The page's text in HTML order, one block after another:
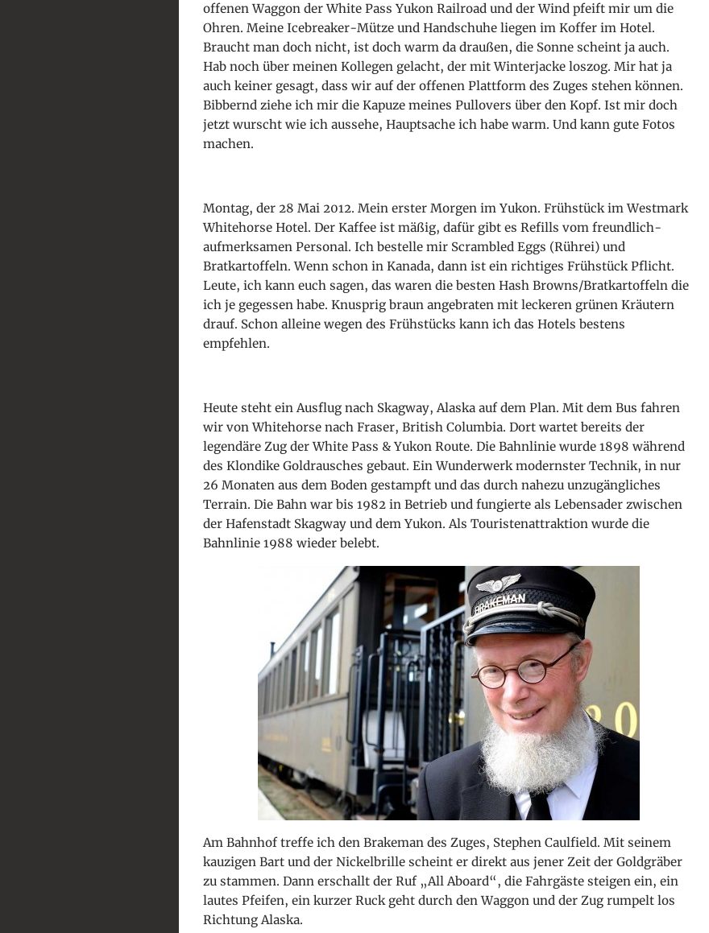
offenen Waggon der White Pass Yukon Railroad und der Wind pfeift mir um die
Ohren. Meine Icebreaker-Mütze und Handschuhe liegen im Koffer im Hotel.
Braucht man doch nicht, ist doch warm da draußen, die Sonne scheint ja auch.
Hab noch über meinen Kollegen gelacht, der mit Winterjacke loszog. Mir hat ja
auch keiner gesagt, dass wir auf der offenen Plattform des Zuges stehen können.
Bibbernd ziehe ich mir die Kapuze meines Pullovers über den Kopf. Ist mir doch
jetzt wurscht wie ich aussehe, Hauptsache ich habe warm. Und kann gute Fotos
machen.
Montag, der 28 Mai 2012. Mein erster Morgen im Yukon. Frühstück im Westmark
Whitehorse Hotel. Der Kaffee ist mäßig, dafür gibt es Refills vom freundlich-
aufmerksamen Personal. Ich bestelle mir Scrambled Eggs (Rührei) und
Bratkartoffeln. Wenn schon in Kanada, dann ist ein richtiges Frühstück Pflicht.
Leute, ich kann euch sagen, das waren die besten Hash Browns/Bratkartoffeln die
ich je gegessen habe. Knusprig braun angebraten mit leckeren grünen Kräutern
drauf. Schon alleine wegen des Frühstücks kann ich das Hotels bestens
empfehlen.
Heute steht ein Ausflug nach Skagway, Alaska auf dem Plan. Mit dem Bus fahren
wir von Whitehorse nach Fraser, British Columbia. Dort wartet bereits der
legendäre Zug der White Pass & Yukon Route. Die Bahnlinie wurde 1898 während
des Klondike Goldrausches gebaut. Ein Wunderwerk modernster Technik, in nur
26 Monaten aus dem Boden gestampft und das durch nahezu unzugängliches
Terrain. Die Bahn war bis 1982 in Betrieb und fungierte als Lebensader zwischen
der Hafenstadt Skagway und dem Yukon. Als Touristenattraktion wurde die
Bahnlinie 1988 wieder belebt.
Am Bahnhof treffe ich den Brakeman des Zuges, Stephen Caulfield. Mit seinem
kauzigen Bart und der Nickelbrille scheint er direkt aus jener Zeit der Goldgräber
zu stammen. Dann erschallt der Ruf „All Aboard“, die Fahrgäste steigen ein, ein
lautes Pfeifen, ein kurzer Ruck geht durch den Waggon und der Zug rumpelt los
Richtung Alaska.